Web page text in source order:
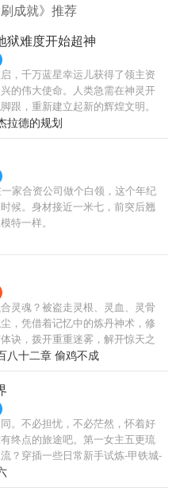
成就》推荐
狱难度开始超神
，千万蓝星幸运儿获得了领主资
的伟大使命。人类急需在神灵开
跟，重新建立起新的辉煌文明。
世的命运抉择时，毅然选择了地
非凡的回报，从此开启了一位传
拉德的规划
家合资公司做个白领，这个年纪
候。身材接近一米七，前突后翘
特一样。
灵魂？被盗走灵根、灵血、灵骨
，凭借着记忆中的炼丹神术，修
诀，拨开重重迷雾，解开惊天之
脚踏日月星辰，勾搭各色美女，
传闻：龙尘一到，地吼天啸。龙
本故事纯属虚构，如有雷同，那
号入座《灵武弑九天》两百四十
保证， 欢迎大家的到来。
八十二章 偷鸡不成
。不必担忧，不必茫然，怀着好
终点的旅途吧。第一女主五更琉
？穿插一些日常新手试炼-甲铁城-
战都市（预定）-在地下城寻求邂
）-fateAP（预定）-仙剑...